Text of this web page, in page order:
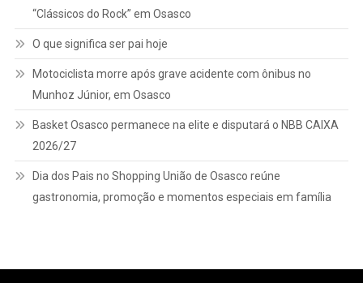
“Clássicos do Rock” em Osasco
O que significa ser pai hoje
Motociclista morre após grave acidente com ônibus no
Munhoz Júnior, em Osasco
Basket Osasco permanece na elite e disputará o NBB CAIXA
2026/27
Dia dos Pais no Shopping União de Osasco reúne
gastronomia, promoção e momentos especiais em família